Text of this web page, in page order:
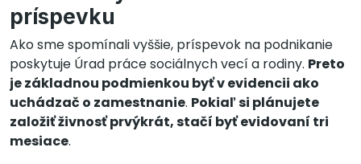
príspevku
Ako sme spomínali vyššie, príspevok na podnikanie
poskytuje Úrad práce sociálnych vecí a rodiny. Preto
je základnou podmienkou byť v evidencii ako
uchádzač o zamestnanie. Pokiaľ si plánujete
založiť živnosť prvýkrát, stačí byť evidovaní tri
mesiace.